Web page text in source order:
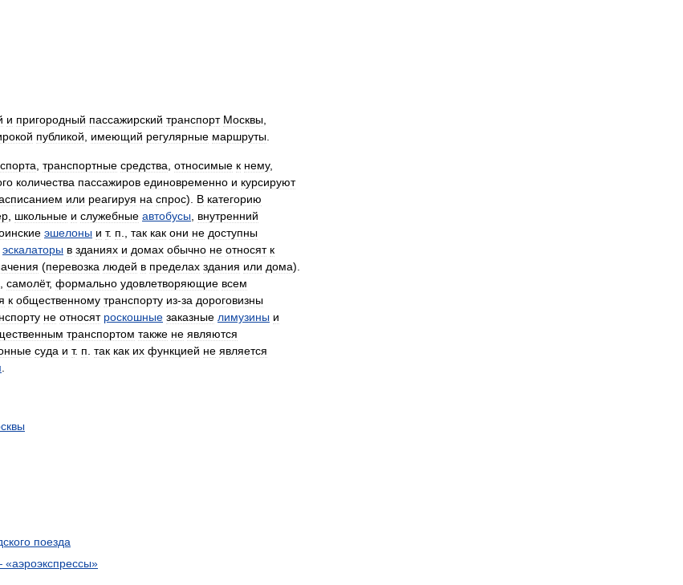
и пригородный пассажирский транспорт Москвы,
публикой, имеющий регулярные маршруты.
, транспортные средства, относимые к нему,
количества пассажиров единовременно и курсируют
или реагируя на спрос). В категорию
, школьные и служебные автобусы, внутренний
эшелоны и т. п., так как они не доступны
эскалаторы в зданиях и домах обычно не относят к
(перевозка людей в пределах здания или дома).
, самолёт, формально удовлетворяющие всем
к общественному транспорту из-за дороговизны
не относят роскошные заказные лимузины и
транспортом также не являются
суда и т. п. так как их функцией не является
.
поезда
«аэроэкспрессы»